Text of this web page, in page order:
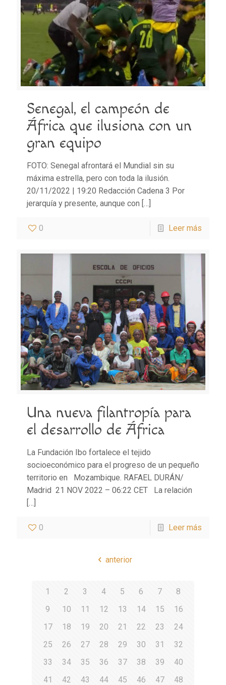
Senegal, el campeón de
África que ilusiona con un
gran equipo
FOTO: Senegal afrontará el Mundial sin su
máxima estrella, pero con toda la ilusión.
20/11/2022 | 19:20 Redacción Cadena 3 Por
jerarquía y presente, aunque con […]
0 Leer más
Una nueva filantropía para
el desarrollo de África
La Fundación Ibo fortalece el tejido
socioeconómico para el progreso de un pequeño
territorio en Mozambique. RAFAEL DURÁN/
Madrid 21 NOV 2022 – 06:22 CET La relación
[…]
0 Leer más
anterior
1 2 3 4 5 6 7
8
9
10 11 12 13 14 15
16
17
18 19 20 21 22 23
24
25
26 27 28 29 30 31
32
33
34 35 36 37 38 39
40
41
42 43 44 45 46 47
48